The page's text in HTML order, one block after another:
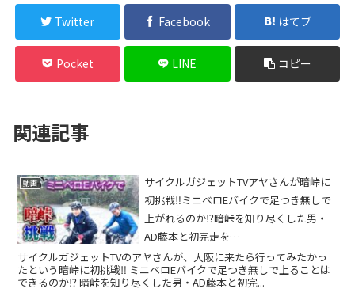
Twitter Facebook はてブ
Pocket LINE コピー
関連記事
動画
サイクルガジェットTVアヤさんが暗峠に
初挑戦‼️ミニベロEバイクで足つき無しで
上がれるのか⁉️暗峠を知り尽くした男・
AD藤本と初完走を…
サイクルガジェットTVのアヤさんが、大阪に来たら行ってみたかっ
たという暗峠に初挑戦‼️ ミニベロEバイクで足つき無しで上ることは
できるのか⁉️ 暗峠を知り尽くした男・AD藤本と初完...